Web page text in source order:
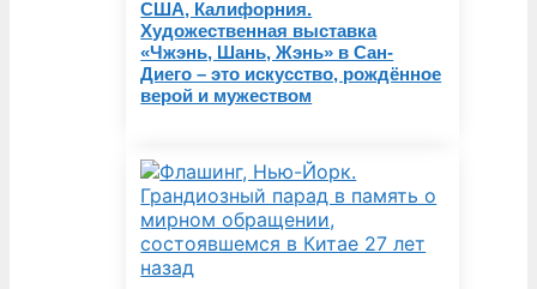
США, Калифорния.
Художественная выставка
«Чжэнь, Шань, Жэнь» в Сан-
Диего – это искусство, рождённое
верой и мужеством